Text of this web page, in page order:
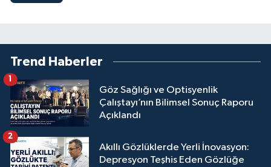
Trend Haberler
Göz Sağlığı ve Optisyenlik
Çalıştayı’nın Bilimsel Sonuç Raporu
Açıklandı
1
Akıllı Gözlüklerde Yerli İnovasyon:
Depresyon Teşhis Eden Gözlüğe
2